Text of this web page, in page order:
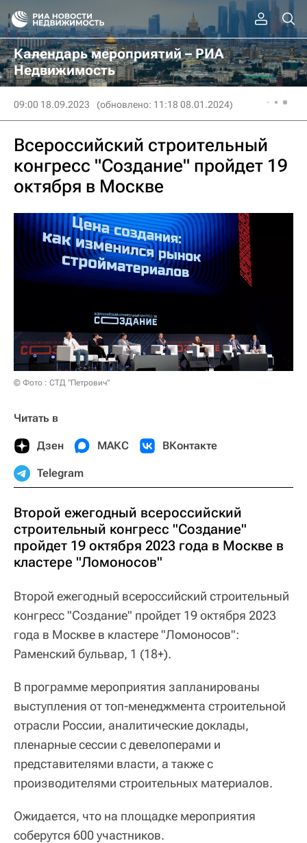
Календарь мероприятий – РИА
Недвижимость
09:00 18.09.2023 (обновлено: 11:18 08.01.2024)
Всероссийский строительный
конгресс "Создание" пройдет 19
октября в Москве
© Фото : СТД "Петрович"
Читать в
Дзен МАКС ВКонтакте
Telegram
Второй ежегодный всероссийский
строительный конгресс "Создание"
пройдет 19 октября 2023 года в Москве в
кластере "Ломоносов"
Второй ежегодный всероссийский строительный
конгресс "Создание" пройдет 19 октября 2023
года в Москве в кластере "Ломоносов":
Раменский бульвар, 1 (18+).
В программе мероприятия запланированы
выступления от топ-менеджмента строительной
отрасли России, аналитические доклады,
пленарные сессии с девелоперами и
представителями власти, а также с
производителями строительных материалов.
Ожидается, что на площадке мероприятия
соберутся 600 участников.